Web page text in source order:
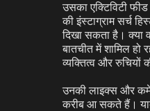
उसका एक्टिविटी
की इंस्टाग्राम सर्च
दिखा सकता है। क्या
बातचीत में शामिल
व्यक्तित्व और
उनकी लाइक्स और
करीब आ सकते हैं।